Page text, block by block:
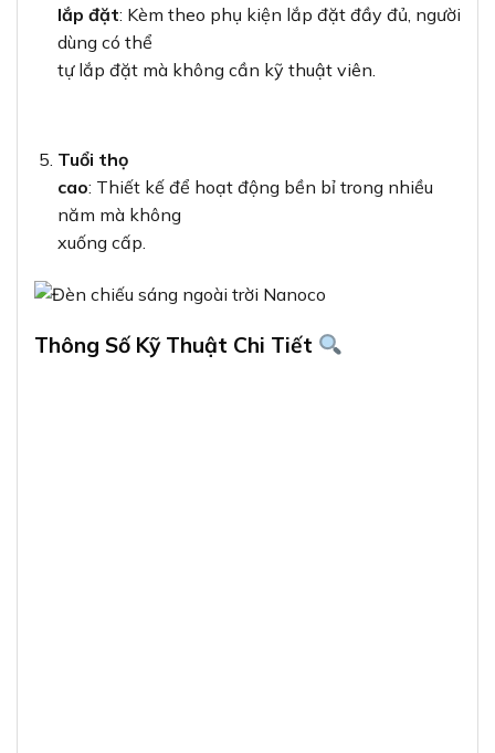
lắp đặt: Kèm theo phụ kiện lắp đặt đầy đủ, người
dùng có thể
tự lắp đặt mà không cần kỹ thuật viên.
Tuổi thọ
cao: Thiết kế để hoạt động bền bỉ trong nhiều
năm mà không
xuống cấp.
Thông Số Kỹ Thuật Chi Tiết